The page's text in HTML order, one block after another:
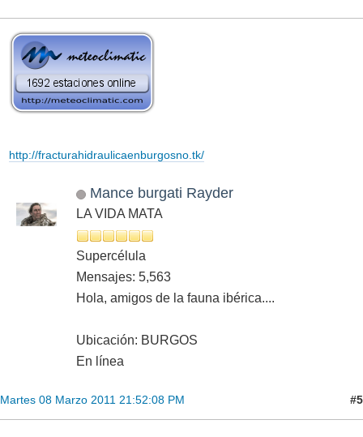
http://fracturahidraulicaenburgosno.tk/
Mance burgati Rayder
LA VIDA MATA
Supercélula
Mensajes: 5,563
Hola, amigos de la fauna ibérica....
Ubicación: BURGOS
En línea
Martes 08 Marzo 2011 21:52:08 PM #5